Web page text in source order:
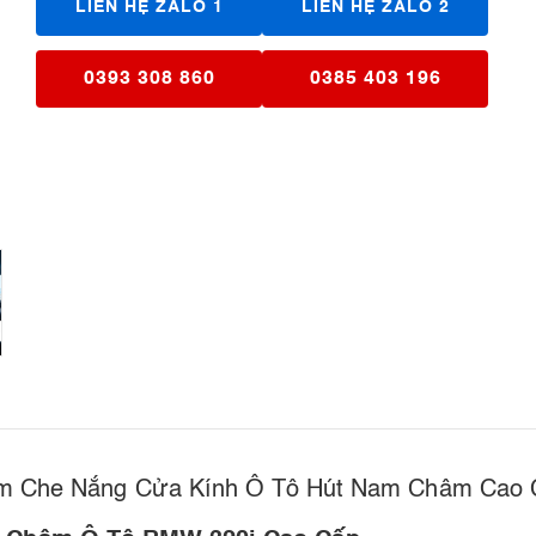
LIÊN HỆ ZALO 1 LIÊN HỆ ZALO 2
0393 308 860 0385 403 196
Che Nắng Cửa Kính Ô Tô Hút Nam Châm Cao